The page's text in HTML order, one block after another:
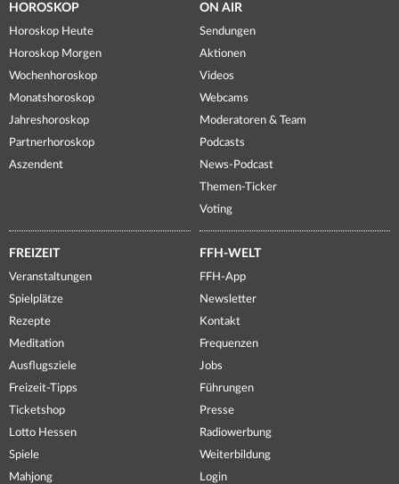
HOROSKOP
Horoskop Heute
Horoskop Morgen
Wochenhoroskop
Monatshoroskop
Jahreshoroskop
Partnerhoroskop
Aszendent
ON AIR
Sendungen
Aktionen
Videos
Webcams
Moderatoren & Team
Podcasts
News-Podcast
Themen-Ticker
Voting
FREIZEIT
Veranstaltungen
Spielplätze
Rezepte
Meditation
Ausflugsziele
Freizeit-Tipps
Ticketshop
Lotto Hessen
Spiele
Mahjong
FFH-WELT
FFH-App
Newsletter
Kontakt
Frequenzen
Jobs
Führungen
Presse
Radiowerbung
Weiterbildung
Login